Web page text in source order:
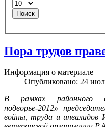
Поиск
Пора трудов
Информация о материале
Опубликовано: 24
В рамках районного
подворье-2012»
войны, труда и инвалидов